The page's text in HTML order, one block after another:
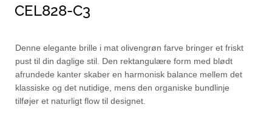
CEL828-C3
Denne elegante brille i mat olivengrøn farve bringer et friskt
pust til din daglige stil. Den rektangulære form med blødt
afrundede kanter skaber en harmonisk balance mellem det
klassiske og det nutidige, mens den organiske bundlinje
tilføjer et naturligt flow til designet.